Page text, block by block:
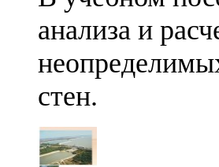
анализа и
стен.